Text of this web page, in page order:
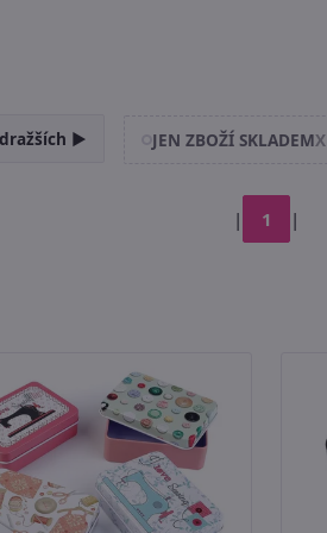
► JEN ZBOŽÍ SKLADEMX
| 1 |